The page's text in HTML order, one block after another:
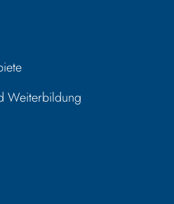
Weiterbildung